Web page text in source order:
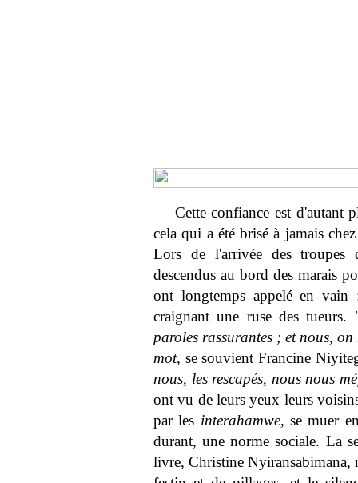
Cette confiance est d'autant
cela qui a été brisé à jamais
Lors de l'arrivée des
descendus au bord des marais
ont longtemps appelé en vain
craignant une ruse des tueurs.
paroles rassurantes ; et nous,
mot, se souvient Francine
nous, les rescapés, nous nous
ont vu de leurs yeux leurs
par les interahamwe, se muer
durant, une norme sociale. La
livre, Christine Nyiransabimana,